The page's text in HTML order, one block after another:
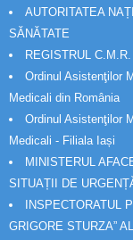
AUTORITATEA
SĂNĂTATE
REGISTRUL C.M.R.
Ordinul Asistenţilor
Medicali din România
Ordinul Asistenţilor
Medicali - Filiala Iași
MINISTERUL
SITUAȚII DE
INSPECTORATUL
GRIGORE STURZA”